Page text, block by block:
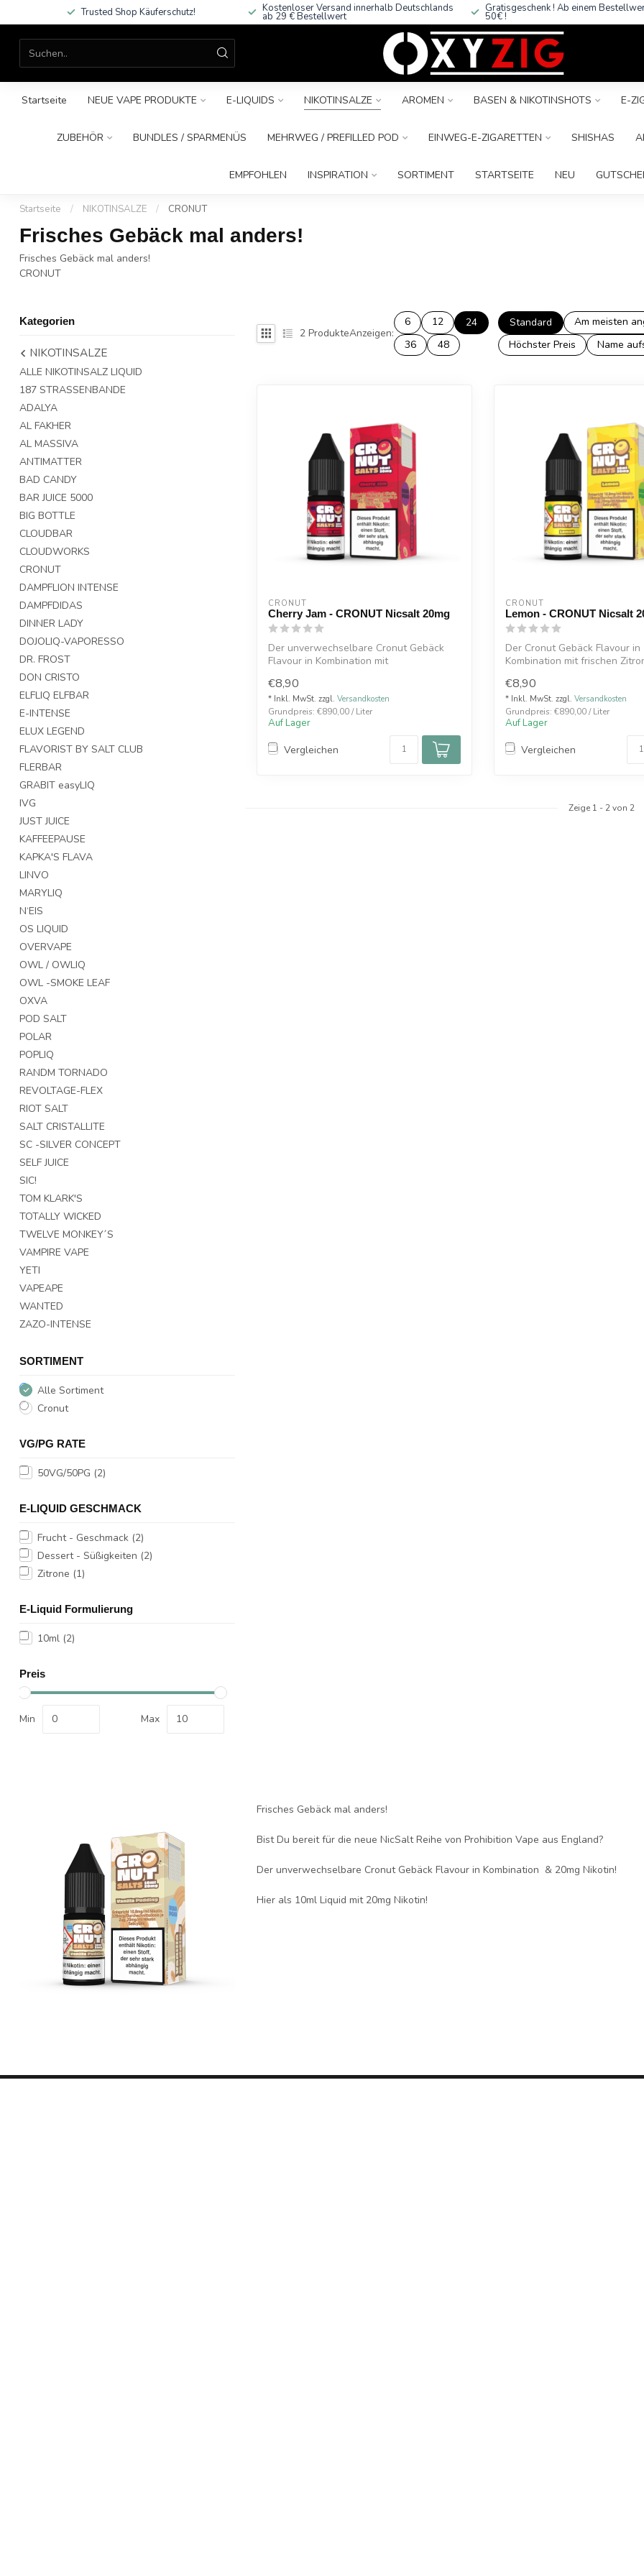
Trusted Shop Käuferschutz! Kostenloser Versand innerhalb Deutschlands
ab 29 € Bestellwert
Gratisgeschenk ! Ab einem
50€ !
Startseite NEUE VAPE PRODUKTE E-LIQUIDS NIKOTINSALZE AROMEN BASEN & NIKOTINSHOTS E-
ZUBEHÖR BUNDLES / SPARMENÜS MEHRWEG / PREFILLED POD EINWEG-E-ZIGARETTEN SHISHAS
EMPFOHLEN INSPIRATION SORTIMENT STARTSEITE NEU
Startseite / NIKOTINSALZE / CRONUT
Frisches Gebäck mal anders!
Frisches Gebäck mal anders!
CRONUT
Kategorien
NIKOTINSALZE
ALLE NIKOTINSALZ LIQUID
187 STRASSENBANDE
ADALYA
AL FAKHER
AL MASSIVA
ANTIMATTER
BAD CANDY
BAR JUICE 5000
BIG BOTTLE
CLOUDBAR
CLOUDWORKS
CRONUT
DAMPFLION INTENSE
DAMPFDIDAS
DINNER LADY
DOJOLIQ-VAPORESSO
DR. FROST
DON CRISTO
ELFLIQ ELFBAR
E-INTENSE
ELUX LEGEND
FLAVORIST BY SALT CLUB
FLERBAR
GRABIT easyLIQ
IVG
JUST JUICE
KAFFEEPAUSE
KAPKA'S FLAVA
LINVO
MARYLIQ
N‘EIS
OS LIQUID
OVERVAPE
OWL / OWLIQ
OWL -SMOKE LEAF
OXVA
POD SALT
POLAR
POPLIQ
RANDM TORNADO
REVOLTAGE-FLEX
RIOT SALT
SALT CRISTALLITE
SC -SILVER CONCEPT
SELF JUICE
SIC!
TOM KLARK'S
TOTALLY WICKED
TWELVE MONKEY´S
VAMPIRE VAPE
YETI
VAPEAPE
WANTED
ZAZO-INTENSE
SORTIMENT
Alle Sortiment
Cronut
VG/PG RATE
50VG/50PG (2)
E-LIQUID GESCHMACK
Frucht - Geschmack (2)
Dessert - Süßigkeiten (2)
Zitrone (1)
E-Liquid Formulierung
10ml (2)
Preis
Min Max
2 ProdukteAnzeigen:
6 12
24
36
48
Standard
Am meisten
Höchster Preis
Name
CRONUT
Cherry Jam - CRONUT Nicsalt 20mg
Der unverwechselbare Cronut Gebäck
Flavour in Kombination mit
€8,90
* Inkl. MwSt. zzgl. Versandkosten
Grundpreis: €890,00 / Liter
Auf Lager
Vergleichen
CRONUT
Lemon - CRONUT Nicsalt
Der Cronut Gebäck Flavour in
Kombination mit frischen
€8,90
* Inkl. MwSt. zzgl. Versandkosten
Grundpreis: €890,00 / Liter
Auf Lager
Vergleichen
Zeige 1 - 2von 2
Frisches Gebäck mal anders!
Bist Du bereit für die neue NicSalt Reihe von Prohibition Vape aus England?
Der unverwechselbare Cronut Gebäck Flavour in Kombination & 20mg Nikotin!
Hier als 10ml Liquid mit 20mg Nikotin!